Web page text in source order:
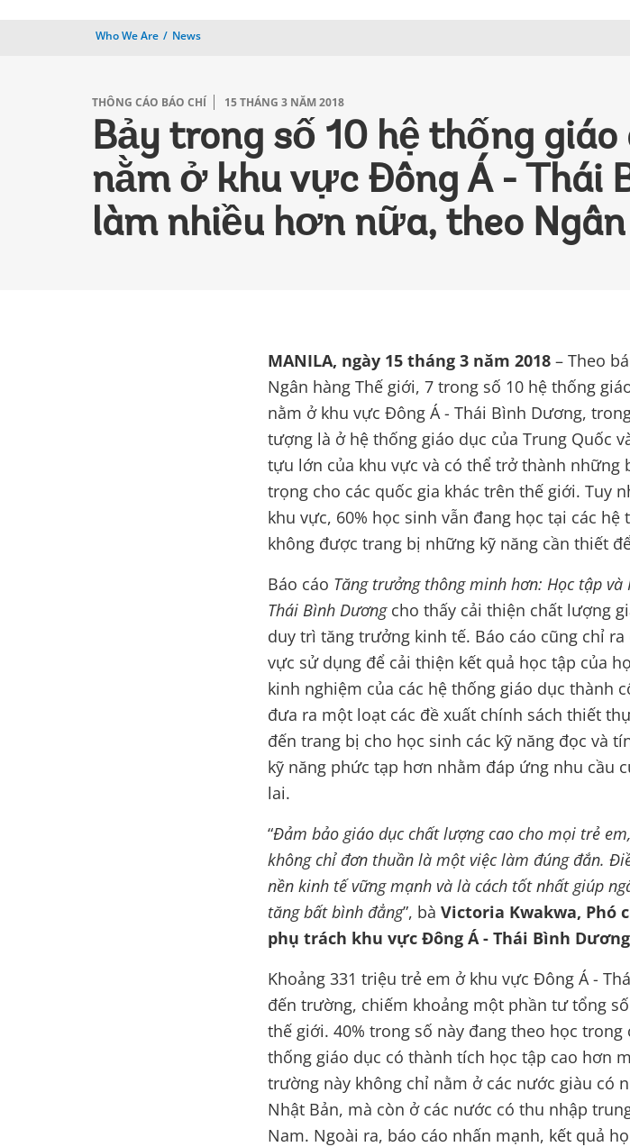
Who We Are News
THÔNG CÁO BÁO CHÍ 15 THÁNG 3 NĂM 2018
Bảy trong số 10 hệ thống
nằm ở khu vực Đông Á - Thái
làm nhiều hơn nữa, theo
MANILA, ngày 15 tháng 3 năm 2018 – Theo
Ngân hàng Thế giới, 7 trong số 10 hệ thống
nằm ở khu vực Đông Á - Thái Bình Dương,
tượng là ở hệ thống giáo dục của Trung Quốc
tựu lớn của khu vực và có thể trở thành những
trọng cho các quốc gia khác trên thế giới. Tuy
khu vực, 60% học sinh vẫn đang học tại các
không được trang bị những kỹ năng cần thiết
Báo cáo Tăng trưởng thông minh hơn: Học tập
Thái Bình Dương cho thấy cải thiện chất lượng
duy trì tăng trưởng kinh tế. Báo cáo cũng chỉ
vực sử dụng để cải thiện kết quả học tập của
kinh nghiệm của các hệ thống giáo dục thành
đưa ra một loạt các đề xuất chính sách thiết
đến trang bị cho học sinh các kỹ năng đọc và
kỹ năng phức tạp hơn nhằm đáp ứng nhu cầu
lai.
“Đảm bảo giáo dục chất lượng cao cho mọi trẻ
không chỉ đơn thuần là một việc làm đúng đắn.
nền kinh tế vững mạnh và là cách tốt nhất giúp
tăng bất bình đẳng”, bà Victoria Kwakwa, Phó
phụ trách khu vực Đông Á - Thái Bình
Khoảng 331 triệu trẻ em ở khu vực Đông Á -
đến trường, chiếm khoảng một phần tư tổng
thế giới. 40% trong số này đang theo học
thống giáo dục có thành tích học tập cao hơn
trường này không chỉ nằm ở các nước giàu có
Nhật Bản, mà còn ở các nước có thu nhập
Nam. Ngoài ra, báo cáo nhấn mạnh, kết quả